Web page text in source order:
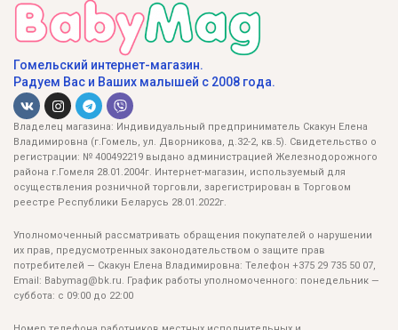
Гомельский интернет-магазин.
Радуем Вас и Ваших малышей с 2008 года.
Владелец магазина: Индивидуальный предприниматель Скакун Елена
Владимировна (г.Гомель, ул. Дворникова, д.32-2, кв.5). Свидетельство о
регистрации: № 400492219 выдано администрацией Железнодорожного
района г.Гомеля 28.01.2004г. Интернет-магазин, используемый для
осуществления розничной торговли, зарегистрирован в Торговом
реестре Республики Беларусь 28.01.2022г.
Уполномоченный рассматривать обращения покупателей о нарушении
их прав, предусмотренных законодательством о защите прав
потребителей — Скакун Елена Владимировна: Телефон +375 29 735 50 07,
Email: Babymag@bk.ru. График работы уполномоченного: понедельник —
суббота: с 09:00 до 22:00